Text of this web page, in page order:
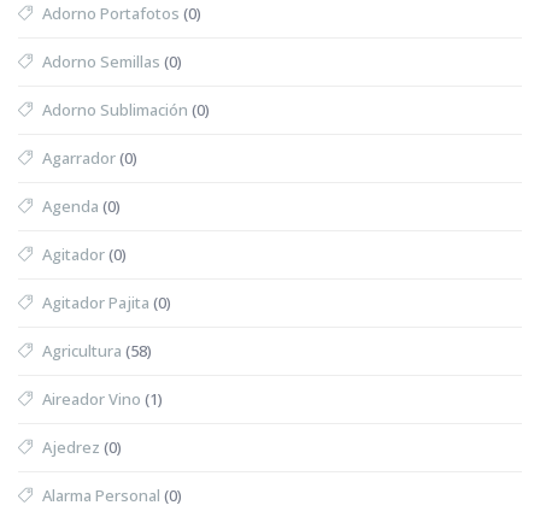
Adorno Portafotos (0)
Adorno Semillas (0)
Adorno Sublimación (0)
Agarrador(0)
Agenda (0)
Agitador(0)
Agitador Pajita (0)
Agricultura (58)
Aireador Vino (1)
Ajedrez (0)
Alarma Personal (0)